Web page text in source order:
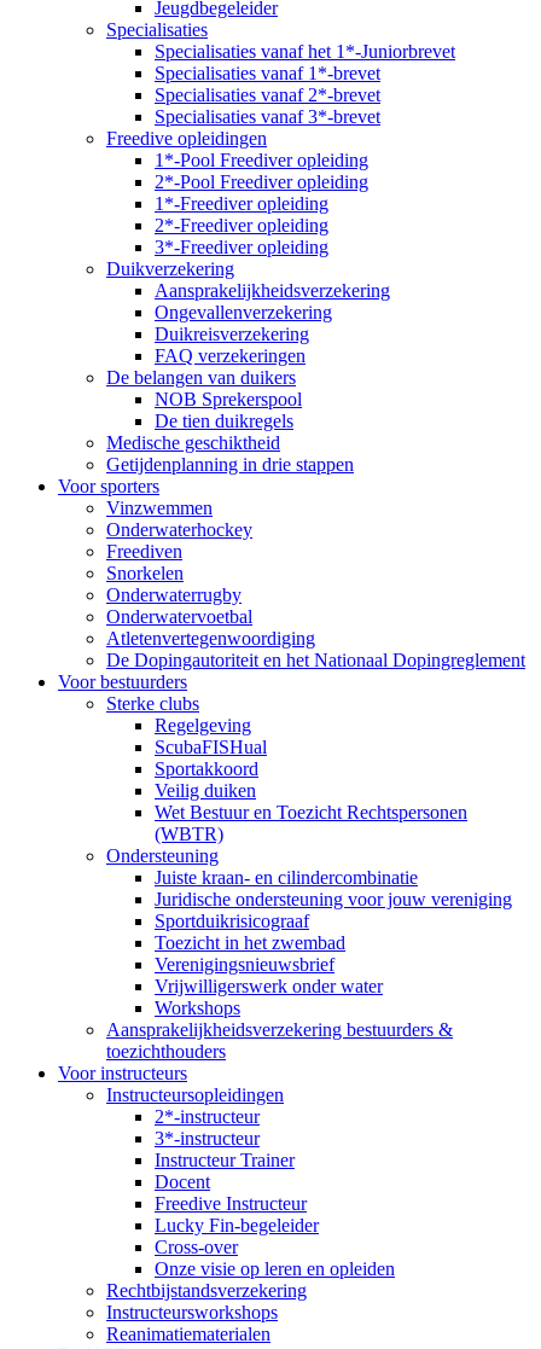
Jeugdbegeleider
Specialisaties
Specialisaties vanaf het 1*-Juniorbrevet
Specialisaties vanaf 1*-brevet
Specialisaties vanaf 2*-brevet
Specialisaties vanaf 3*-brevet
Freedive opleidingen
1*-Pool Freediver opleiding
2*-Pool Freediver opleiding
1*-Freediver opleiding
2*-Freediver opleiding
3*-Freediver opleiding
Duikverzekering
Aansprakelijkheidsverzekering
Ongevallenverzekering
Duikreisverzekering
FAQ verzekeringen
De belangen van duikers
NOB Sprekerspool
De tien duikregels
Medische geschiktheid
Getijdenplanning in drie stappen
Voor sporters
Vinzwemmen
Onderwaterhockey
Freediven
Snorkelen
Onderwaterrugby
Onderwatervoetbal
Atletenvertegenwoordiging
De Dopingautoriteit en het Nationaal Dopingreglement
Voor bestuurders
Sterke clubs
Regelgeving
ScubaFISHual
Sportakkoord
Veilig duiken
Wet Bestuur en Toezicht Rechtspersonen
(WBTR)
Ondersteuning
Juiste kraan- en cilindercombinatie
Juridische ondersteuning voor jouw vereniging
Sportduikrisicograaf
Toezicht in het zwembad
Verenigingsnieuwsbrief
Vrijwilligerswerk onder water
Workshops
Aansprakelijkheidsverzekering bestuurders &
toezichthouders
Voor instructeurs
Instructeursopleidingen
2*-instructeur
3*-instructeur
Instructeur Trainer
Docent
Freedive Instructeur
Lucky Fin-begeleider
Cross-over
Onze visie op leren en opleiden
Rechtbijstandsverzekering
Instructeursworkshops
Reanimatiematerialen